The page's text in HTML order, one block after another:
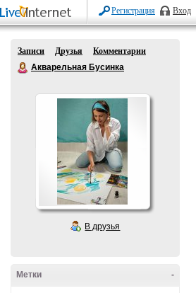
Регистрация Вход
Записи Друзья
Комментарии
Акварельная Бусинка
В друзья
-
Метки